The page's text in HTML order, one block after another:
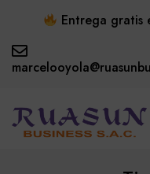
Entrega gratis